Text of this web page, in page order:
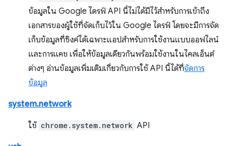
ข้อมูลใน Google ไดรฟ์ API นี้ไม่ได้มีไว้สำหรับการเข้าถึง
เอกสารของผู้ใช้ที่จัดเก็บไว้ใน Google ไดรฟ์ โดยจะมีการจัด
เก็บข้อมูลที่ซิงค์ได้เฉพาะแอปสำหรับการใช้งานแบบออฟไลน์
และการแคช เพื่อให้ข้อมูลเดียวกันพร้อมใช้งานในไคลเอ็นต์
ต่างๆ อ่านข้อมูลเพิ่มเติมเกี่ยวกับการใช้ API นี้ได้ที่จัดการ
ข้อมูล
system.network
ใช้ chrome.system.network API